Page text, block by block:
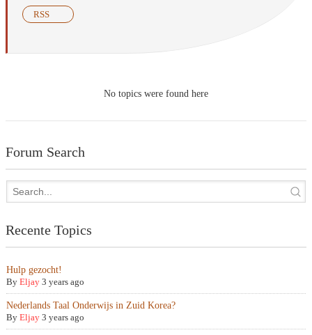
RSS
No topics were found here
Forum Search
Recente Topics
Hulp gezocht!
By Eljay 3 years ago
Nederlands Taal Onderwijs in Zuid Korea?
By Eljay 3 years ago